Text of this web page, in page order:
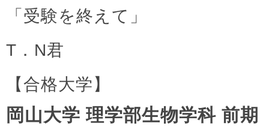
「受験を終えて」
T．N君
【合格大学】
岡山大学 理学部生物学科 前期